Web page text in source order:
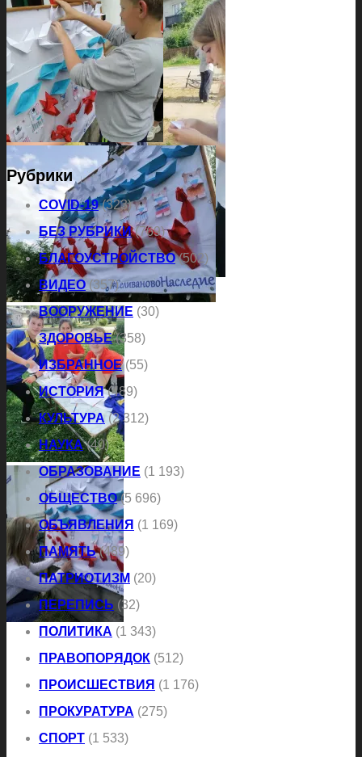
Рубрики
COVID-19(323)
БЕЗ РУБРИКИ(769)
БЛАГОУСТРОЙСТВО(502)
ВИДЕО(357)
ВООРУЖЕНИЕ (30)
ЗДОРОВЬЕ(358)
ИЗБРАННОЕ(55)
ИСТОРИЯ(489)
КУЛЬТУРА (2 312)
НАУКА(40)
ОБРАЗОВАНИЕ (1 193)
ОБЩЕСТВО(5 696)
ОБЪЯВЛЕНИЯ (1 169)
ПАМЯТЬ(489)
ПАТРИОТИЗМ (20)
ПЕРЕПИСЬ (32)
ПОЛИТИКА (1 343)
ПРАВОПОРЯДОК (512)
ПРОИСШЕСТВИЯ (1 176)
ПРОКУРАТУРА (275)
СПОРТ (1 533)